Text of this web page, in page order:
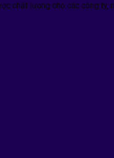
chất lượng cho các công